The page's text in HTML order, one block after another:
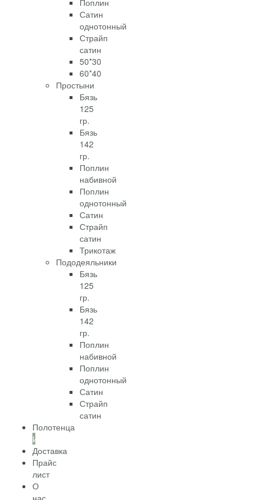
Поплин
Сатин
однотонный
Страйп
сатин
50*30
60*40
Простыни
Бязь
125
гр.
Бязь
142
гр.
Поплин
набивной
Поплин
однотонный
Сатин
Страйп
сатин
Трикотаж
Пододеяльники
Бязь
125
гр.
Бязь
142
гр.
Поплин
набивной
Поплин
однотонный
Сатин
Страйп
сатин
Полотенца
Информация
Доставка
Прайс
лист
О
нас